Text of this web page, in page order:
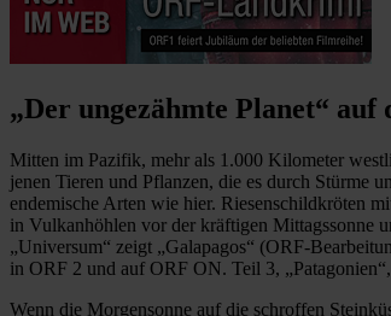
„Der ungezähmte Planet“ auf
Mitten im Pazifik, mehr als 1.000 Kilometer
jenen Tieren und Pflanzen, die es durch Stürme
endemische Arten wie hier. Riesenschildkröten
in Vulkanhöhlen vor der kräftigen Mittagssonne
„Universum“ zeigt „Galapagos“ (ORF-
in ORF 2 und auf ORF ON. Teil 3,
Wenn die Morgensonne auf die schroffen